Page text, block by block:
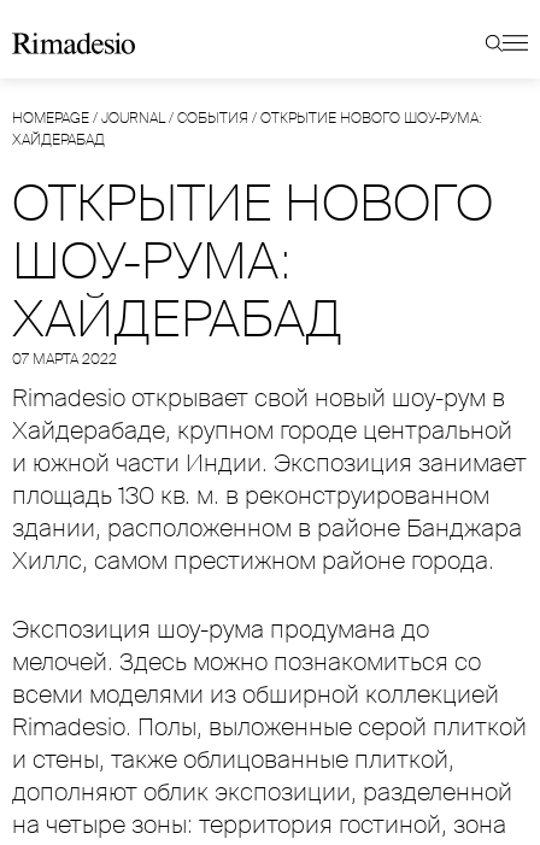
HOMEPAGE/JOURNAL/СОБЫТИЯ /ОТКРЫТИЕ НОВОГО ШОУ-РУМА:
ХАЙДЕРАБАД
ОТКРЫТИЕ НОВОГО
ШОУ-РУМА:
ХАЙДЕРАБАД
07 МАРТА 2022
Rimadesio открывает свой новый шоу-рум в
Хайдерабаде, крупном городе центральной
и южной части Индии. Экспозиция занимает
площадь 130 кв. м. в реконструированном
здании, расположенном в районе Банджара
Хиллс, самом престижном районе города.
Экспозиция шоу-рума продумана до
мелочей. Здесь можно познакомиться со
всеми моделями из обширной коллекцией
Rimadesio. Полы, выложенные серой плиткой
и стены, также облицованные плиткой,
дополняют облик экспозиции, разделенной
на четыре зоны: территория гостиной, зона